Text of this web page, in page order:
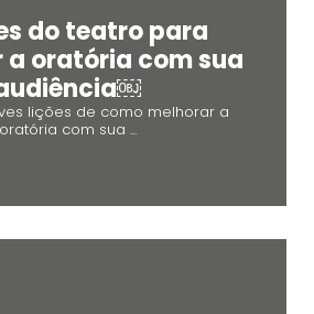
do teatro para
a oratória com sua
lições de como melhorar a
oratória com sua ...